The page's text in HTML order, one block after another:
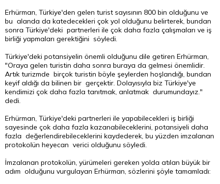
Erhürman, Türkiye'den gelen turist sayısının 800 bin olduğunu ve
bu alanda da katedecekleri çok yol olduğunu belirterek, bundan
sonra Türkiye'deki partnerleri ile çok daha fazla çalışmaları ve iş
birliği yapmaları gerektiğini söyledi.
Türkiye'deki potansiyelin önemli olduğunu dile getiren Erhürman,
"Oraya gelen turistin daha sonra buraya da gelmesi önemlidir.
Artık turizmde birçok turistin böyle şeylerden hoşlandığı, bundan
keyif aldığı da bilinen bir gerçektir. Dolayısıyla biz Türkiye'ye
kendimizi çok daha fazla tanıtmak, anlatmak durumundayız."
dedi.
Erhürman, Türkiye'deki partnerleri ile yapabilecekleri iş birliği
sayesinde çok daha fazla kazanabileceklerini, potansiyeli daha
fazla değerlendirebileceklerini kaydederek, bu yüzden imzalanan
protokolün heyecan verici olduğunu söyledi.
İmzalanan protokolün, yürümeleri gereken yolda atılan büyük bir
adım olduğunu vurgulayan Erhürman, sözlerini şöyle tamamladı: